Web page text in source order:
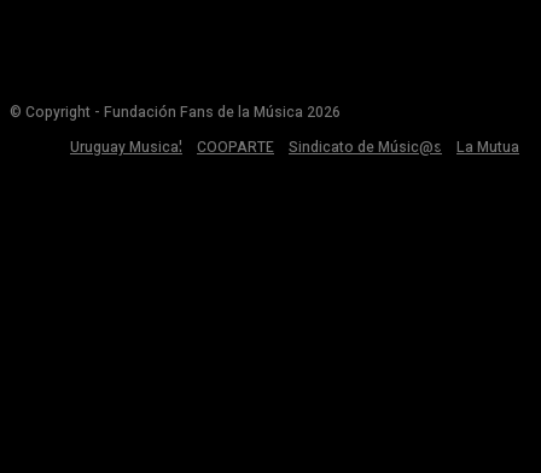
© Copyright - Fundación Fans de la Música 2026
Uruguay Musical
COOPARTE Sindicato de Músic@s La Mutua